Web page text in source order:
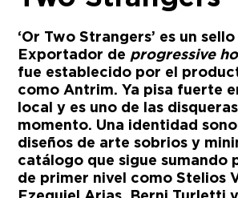
‘Or Two Strangers’ es un
Exportador de progressive
fue establecido por el
como Antrim. Ya pisa fuerte
local y es uno de las
momento. Una identidad
diseños de arte sobrios y
catálogo que sigue sumando
de primer nivel como Stelios